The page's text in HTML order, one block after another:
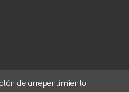
de arrepentimiento